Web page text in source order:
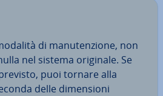
di ma­nu­ten­zio­ne, non
nel sistema originale. Se
puoi tornare alla
delle di­men­sio­ni